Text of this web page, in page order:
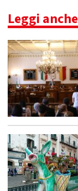
Leggi anche